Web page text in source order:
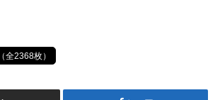
全2368枚）